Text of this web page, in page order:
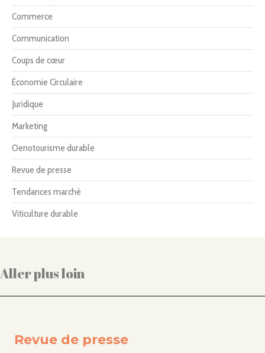
Commerce
Communication
Coups de cœur
Économie Circulaire
Juridique
Marketing
Oenotourisme durable
Revue de presse
Tendances marché
Viticulture durable
Aller plus loin
Revue de presse